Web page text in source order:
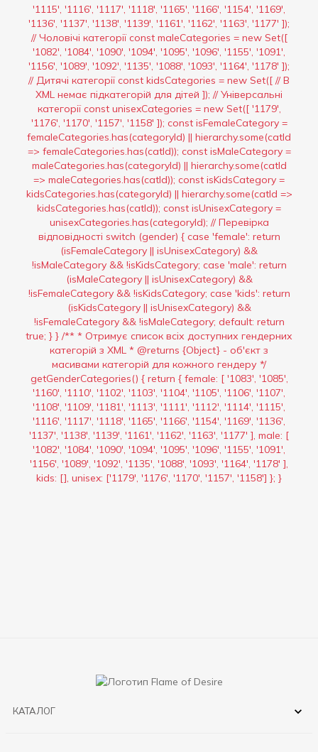
'1115', '1116', '1117', '1118', '1165', '1166', '1154', '1169',
'1136', '1137', '1138', '1139', '1161', '1162', '1163', '1177' ]);
// Чоловічі категорії const maleCategories = new Set([
'1082', '1084', '1090', '1094', '1095', '1096', '1155', '1091',
'1156', '1089', '1092', '1135', '1088', '1093', '1164', '1178' ]);
// Дитячі категорії const kidsCategories = new Set([ // В
XML немає підкатегорій для дітей ]); // Універсальні
категорії const unisexCategories = new Set([ '1179',
'1176', '1170', '1157', '1158' ]); const isFemaleCategory =
femaleCategories.has(categoryId) || hierarchy.some(catId
=> femaleCategories.has(catId)); const isMaleCategory =
maleCategories.has(categoryId) || hierarchy.some(catId
=> maleCategories.has(catId)); const isKidsCategory =
kidsCategories.has(categoryId) || hierarchy.some(catId =>
kidsCategories.has(catId)); const isUnisexCategory =
unisexCategories.has(categoryId); // Перевірка
відповідності switch (gender) { case 'female': return
(isFemaleCategory || isUnisexCategory) &&
!isMaleCategory && !isKidsCategory; case 'male': return
(isMaleCategory || isUnisexCategory) &&
!isFemaleCategory && !isKidsCategory; case 'kids': return
(isKidsCategory || isUnisexCategory) &&
!isFemaleCategory && !isMaleCategory; default: return
true; } } /** * Отримує список всіх доступних гендерних
категорій з XML * @returns {Object} - об'єкт з
масивами категорій для кожного гендеру */
getGenderCategories() { return { female: [ '1083', '1085',
'1160', '1110', '1102', '1103', '1104', '1105', '1106', '1107',
'1108', '1109', '1181', '1113', '1111', '1112', '1114', '1115',
'1116', '1117', '1118', '1165', '1166', '1154', '1169', '1136',
'1137', '1138', '1139', '1161', '1162', '1163', '1177' ], male: [
'1082', '1084', '1090', '1094', '1095', '1096', '1155', '1091',
'1156', '1089', '1092', '1135', '1088', '1093', '1164', '1178' ],
kids: [], unisex: ['1179', '1176', '1170', '1157', '1158'] }; }
КАТАЛОГ